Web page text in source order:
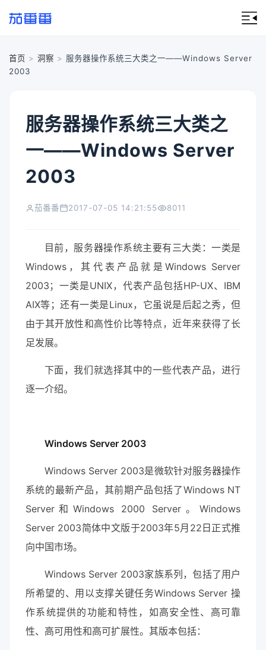
首页 > 洞察 > 服务器操作系统三大类之一——Windows Server
2003
服务器操作系统三大类之
一——Windows Server
2003
茄番番 2017-07-05 14:21:55 8011
目前，服务器操作系统主要有三大类：一类是
Windows，其代表产品就是Windows Server
2003；一类是UNIX，代表产品包括HP-UX、IBM
AIX等；还有一类是Linux，它虽说是后起之秀，但
由于其开放性和高性价比等特点，近年来获得了长
足发展。
下面，我们就选择其中的一些代表产品，进行
逐一介绍。
Windows Server 2003
Windows Server 2003是微软针对服务器操作
系统的最新产品，其前期产品包括了Windows NT
Server和Windows 2000 Server。Windows
Server 2003简体中文版于2003年5月22日正式推
向中国市场。
Windows Server 2003家族系列，包括了用户
所希望的、用以支撑关键任务Windows Server 操
作系统提供的功能和特性，如高安全性、高可靠
性、高可用性和高可扩展性。其版本包括：